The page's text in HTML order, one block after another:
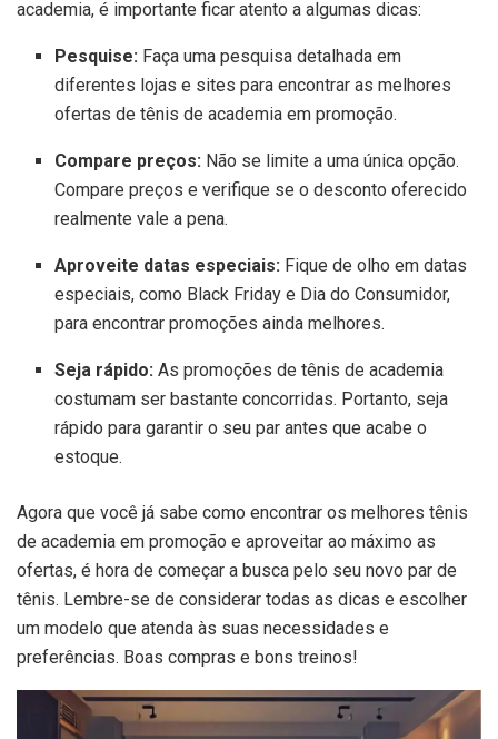
academia, é importante ficar atento a algumas dicas:
Pesquise: Faça uma pesquisa detalhada em
diferentes lojas e sites para encontrar as melhores
ofertas de tênis de academia em promoção.
Compare preços: Não se limite a uma única opção.
Compare preços e verifique se o desconto oferecido
realmente vale a pena.
Aproveite datas especiais: Fique de olho em datas
especiais, como Black Friday e Dia do Consumidor,
para encontrar promoções ainda melhores.
Seja rápido: As promoções de tênis de academia
costumam ser bastante concorridas. Portanto, seja
rápido para garantir o seu par antes que acabe o
estoque.
Agora que você já sabe como encontrar os melhores tênis
de academia em promoção e aproveitar ao máximo as
ofertas, é hora de começar a busca pelo seu novo par de
tênis. Lembre-se de considerar todas as dicas e escolher
um modelo que atenda às suas necessidades e
preferências. Boas compras e bons treinos!